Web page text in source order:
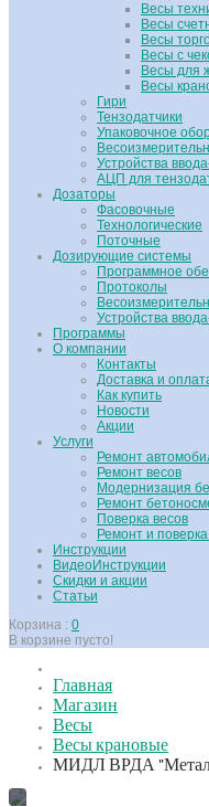
Весы
Весы
Весы
Весы с
Весы для
Весы
Гири
Тензодатчики
Упаковочное
Устройства
АЦП для
Дозаторы
Фасовочные
Технологические
Поточные
Дозирующие системы
Программное
Протоколы
Устройства
Программы
О компании
Контакты
Доставка и
Как купить
Новости
Акции
Услуги
Ремонт
Ремонт весов
Модернизация
Ремонт
Поверка весов
Ремонт и поверка
Инструкции
ВидеоИнструкции
Скидки и акции
Статьи
Корзина : 0
В корзине пусто!
Главная
Магазин
Весы
Весы крановые
МИДЛ ВРДА